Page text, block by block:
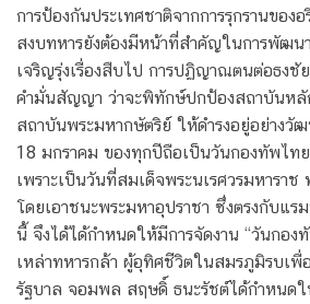
การป้องกันประเทศชาติจากการรุกรานของ
สงบทหารยังต้องมีหน้าที่สำคัญในการพัฒน
เจริญรุ่งเรื่องสืบไป การปฏิญาณตนต่อธงชั
คำมั่นสัญญา ว่าจะพิทักษ์ปกป้องสถาบันหลั
สถาบันพระมหากษัตริย์ ให้ดำรงอยู่อย่างวั
18 มกราคม ของทุกปีถือเป็นวันกองทัพไท
เพราะเป็นวันที่สมเด็จพระนเรศวรมหารา
โดยเอาชนะพระมหาอุปราชา ซึ่งตรงกับแ
นี้ จึงได้ได้กำหนดให้มีการจัดงาน “วันกอง
เหล่าทหารกล้า ผู้อุทิศชีวิตในสมรภูมิรบเพื่
รัฐบาล จอมพล สฤษดิ์ ธนะรัชต์ได้กำหนด